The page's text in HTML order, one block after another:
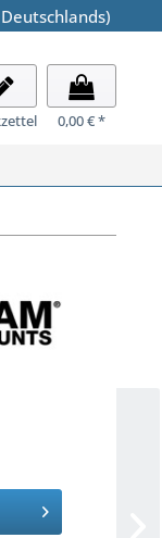
0,00 € *